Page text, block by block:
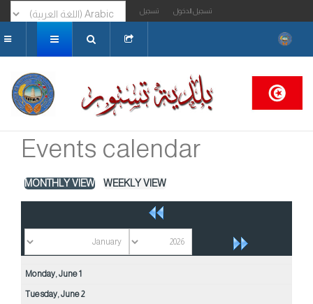
تسجيل الدخول تسجيل
البحث...
Events calendar
MONTHLY VIEW WEEKLY VIEW
Monday,June1
Tuesday,June2